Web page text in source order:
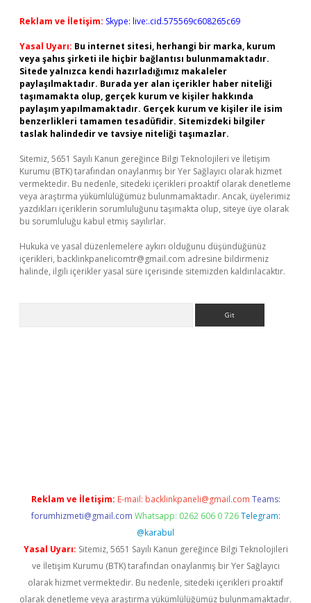
Reklam ve İletişim: Skype: live:.cid.575569c608265c69
Yasal Uyarı: Bu internet sitesi, herhangi bir marka, kurum
veya şahıs şirketi ile hiçbir bağlantısı bulunmamaktadır.
Sitede yalnızca kendi hazırladığımız makaleler
paylaşılmaktadır. Burada yer alan içerikler haber niteliği
taşımamakta olup, gerçek kurum ve kişiler hakkında
paylaşım yapılmamaktadır. Gerçek kurum ve kişiler ile isim
benzerlikleri tamamen tesadüfidir. Sitemizdeki bilgiler
taslak halindedir ve tavsiye niteliği taşımazlar.
Sitemiz, 5651 Sayılı Kanun gereğince Bilgi Teknolojileri ve İletişim
Kurumu (BTK) tarafından onaylanmış bir Yer Sağlayıcı olarak hizmet
vermektedir. Bu nedenle, sitedeki içerikleri proaktif olarak denetleme
veya araştırma yükümlülüğümüz bulunmamaktadır. Ancak, üyelerimiz
yazdıkları içeriklerin sorumluluğunu taşımakta olup, siteye üye olarak
bu sorumluluğu kabul etmiş sayılırlar.
Hukuka ve yasal düzenlemelere aykırı olduğunu düşündüğünüz
içerikleri, backlinkpanelicomtr@gmail.com adresine bildirmeniz
halinde, ilgili içerikler yasal süre içerisinde sitemizden kaldırılacaktır.
Reklam ve İletişim: E-mail: backlinkpaneli@gmail.com Teams:
forumhizmeti@gmail.com Whatsapp: 0262 606 0 726 Telegram:
@karabul
Yasal Uyarı: Sitemiz, 5651 Sayılı Kanun gereğince Bilgi Teknolojileri
ve İletişim Kurumu (BTK) tarafından onaylanmış bir Yer Sağlayıcı
olarak hizmet vermektedir. Bu nedenle, sitedeki içerikleri proaktif
olarak denetleme veya araştırma yükümlülüğümüz bulunmamaktadır.